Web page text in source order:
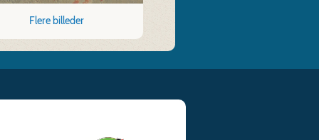
Flere billeder